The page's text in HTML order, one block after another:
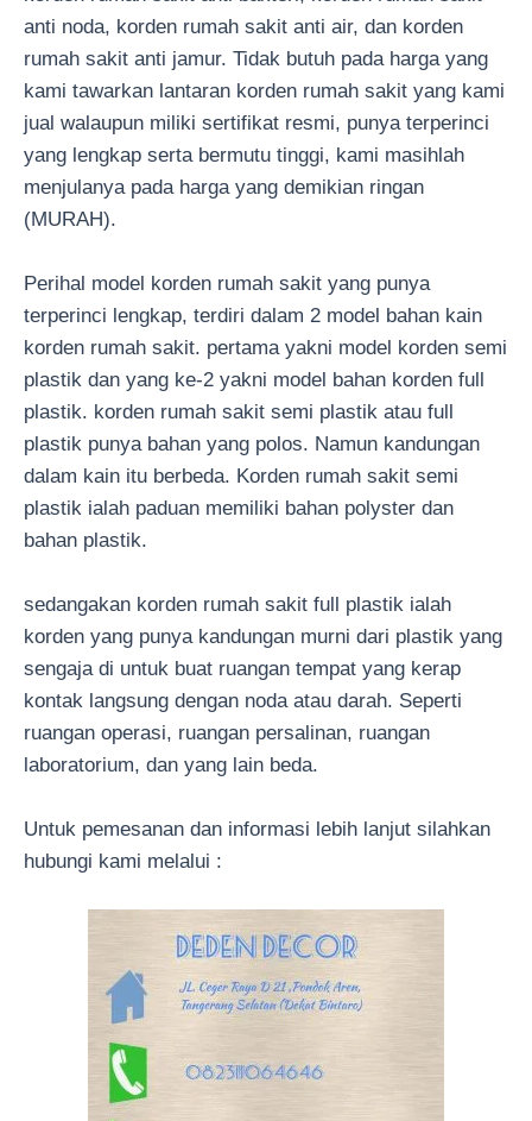
anti noda, korden rumah sakit anti air, dan korden
rumah sakit anti jamur. Tidak butuh pada harga yang
kami tawarkan lantaran korden rumah sakit yang kami
jual walaupun miliki sertifikat resmi, punya terperinci
yang lengkap serta bermutu tinggi, kami masihlah
menjulanya pada harga yang demikian ringan
(MURAH).
Perihal model korden rumah sakit yang punya
terperinci lengkap, terdiri dalam 2 model bahan kain
korden rumah sakit. pertama yakni model korden semi
plastik dan yang ke-2 yakni model bahan korden full
plastik. korden rumah sakit semi plastik atau full
plastik punya bahan yang polos. Namun kandungan
dalam kain itu berbeda. Korden rumah sakit semi
plastik ialah paduan memiliki bahan polyster dan
bahan plastik.
sedangakan korden rumah sakit full plastik ialah
korden yang punya kandungan murni dari plastik yang
sengaja di untuk buat ruangan tempat yang kerap
kontak langsung dengan noda atau darah. Seperti
ruangan operasi, ruangan persalinan, ruangan
laboratorium, dan yang lain beda.
Untuk pemesanan dan informasi lebih lanjut silahkan
hubungi kami melalui :